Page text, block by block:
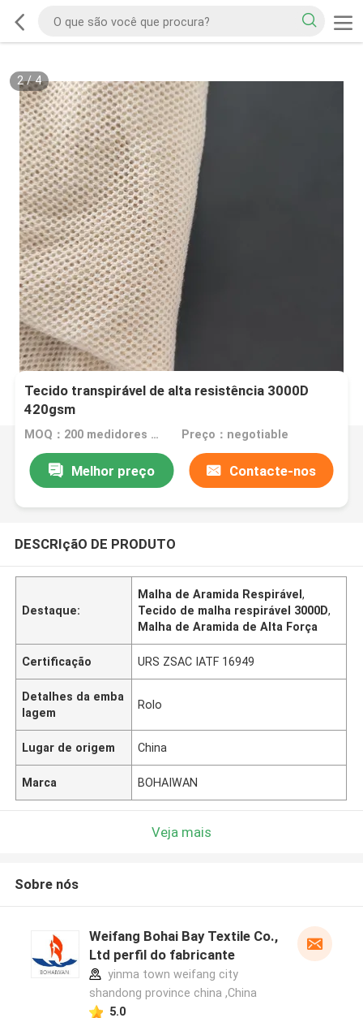
2/4
Tecido transpirável de alta resistência 3000D
420gsm
MOQ：200 medidores quadrados Preço：negotiable
Melhor preço Contacte-nos
DESCRIçãO DE PRODUTO
Destaque:
Malha de Aramida Respirável,
Tecido de malha respirável 3000D,
Malha de Aramida de Alta Força
Certificação URS ZSAC IATF 16949
Detalhes da emba
lagem
Rolo
Lugar de origem China
Marca BOHAIWAN
Veja mais
Sobre nós
Weifang Bohai Bay Textile Co.,
Ltd perfil do fabricante
yinma town weifang city
shandong province china ,China
5.0